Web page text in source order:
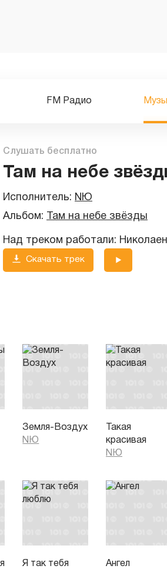
FM Радио
Слушать бесплатно
Там на небе
Исполнитель: NЮ
Альбом:
Там на небе звёзды
Над треком работали:
Скачать трек
Земля-Воздух
NЮ
Такая
красивая
NЮ
Я так тебя
Ангел